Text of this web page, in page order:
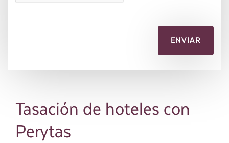
Tasación de hoteles con
Perytas